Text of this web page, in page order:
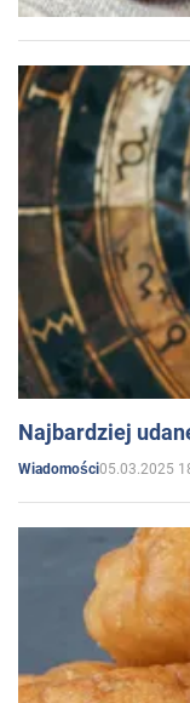
Najbardziej
Wiadomości05.03.2025